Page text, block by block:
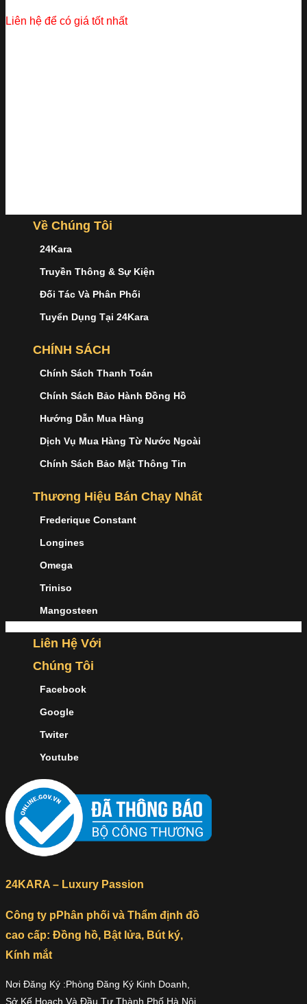
Liên hệ để có giá tốt nhất
Về Chúng Tôi
24Kara
Truyền Thông & Sự Kiện
Đối Tác Và Phân Phối
Tuyển Dụng Tại 24Kara
CHÍNH SÁCH
Chính Sách Thanh Toán
Chính Sách Bảo Hành Đồng Hồ
Hướng Dẫn Mua Hàng
Dịch Vụ Mua Hàng Từ Nước Ngoài
Chính Sách Bảo Mật Thông Tin
Thương Hiệu Bán Chạy Nhất
Frederique Constant
Longines
Omega
Triniso
Mangosteen
Liên Hệ Với
Chúng Tôi
Facebook
Google
Twiter
Youtube
24KARA – Luxury Passion
Công ty pPhân phối và Thẩm định đồ
cao cấp: Đồng hồ, Bật lửa, Bút ký,
Kính mắt
Nơi Đăng Ký :Phòng Đăng Ký Kinh Doanh,
Sở Kế Hoạch Và Đầu Tư Thành Phố Hà Nội